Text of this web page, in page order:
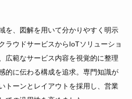
を、図解を用いて分かりやすく明示
ラウドサービスからIoTソリューショ
広範なサービス内容を視覚的に整理
的に伝わる構成を追求。専門知識が
トーンとレイアウトを採用し、営業